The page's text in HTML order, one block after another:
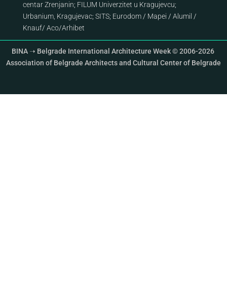
centar Zrenjanin; FILUM Univerzitet u Kragujevcu;
Urbanium, Kragujevac; SITS; Eurodom/ Mapei / Alumil /
Knauf/ Aco/Arhibet
BINA ➝ Belgrade International Architecture Week © 2006-2026
Association of Belgrade Architects and Cultural Center of Belgrade